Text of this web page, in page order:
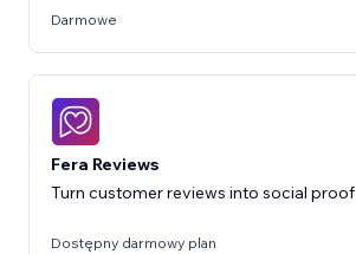
Darmowe
Fera Reviews
Turn customer reviews into social proof
Dostępny darmowy plan